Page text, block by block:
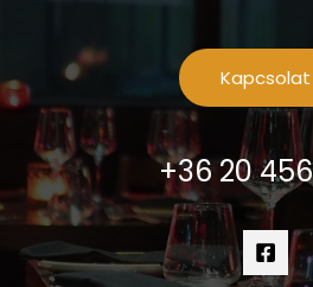
Kapcsolat
+36 20 456